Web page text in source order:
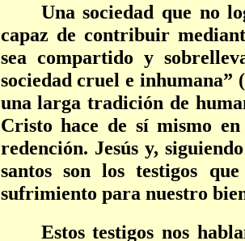
Una sociedad que no
capaz de contribuir
sea compartido y
sociedad cruel e inhumana”
una larga tradición de
Cristo hace de sí mismo
redención. Jesús y,
santos son los testigos
sufrimiento para nuestro
Estos testigos nos